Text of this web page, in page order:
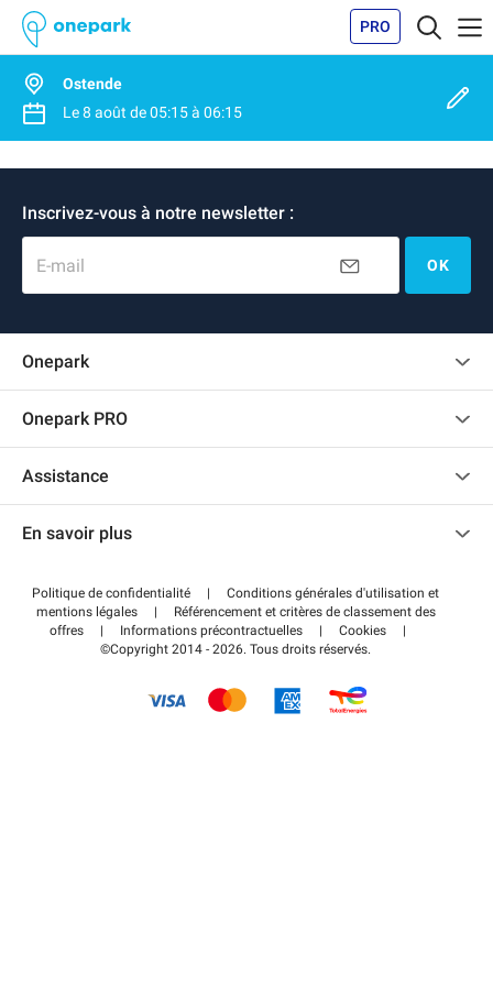
PRO
Ostende
Le8 août de05:15à 06:15
Inscrivez-vous à notre newsletter :
E-mail OK
Onepark
Recrutement
Onepark PRO
Accéder à mon espace partenaire
Assistance
Centre d'aide
Régler votre stationnement FLOW
En savoir plus
Wiki
Guide du stationnement
Politique de confidentialité |
Conditions générales d'utilisation et
mentions légales
|
Référencement et critères de classement des
offres
| Informations précontractuelles | Cookies
|
©Copyright 2014 - 2026. Tous droits réservés.